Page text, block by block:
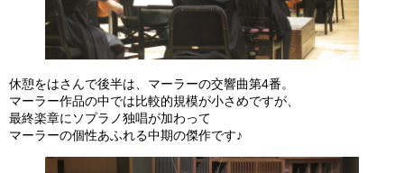
休憩をはさんで後半は、マーラーの交響曲第4番。
マーラー作品の中では比較的規模が小さめですが、
最終楽章にソプラノ独唱が加わって
マーラーの個性あふれる中期の傑作です♪